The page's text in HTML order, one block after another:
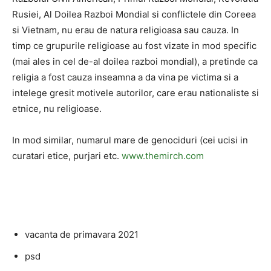
Rusiei, Al Doilea Razboi Mondial si conflictele din Coreea
si Vietnam, nu erau de natura religioasa sau cauza. In
timp ce grupurile religioase au fost vizate in mod specific
(mai ales in cel de-al doilea razboi mondial), a pretinde ca
religia a fost cauza inseamna a da vina pe victima si a
intelege gresit motivele autorilor, care erau nationaliste si
etnice, nu religioase.
In mod similar, numarul mare de genociduri (cei ucisi in
curatari etice, purjari etc. www.themirch.com
vacanta de primavara 2021
psd